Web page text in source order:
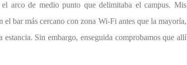
el arco de medio punto que delimitaba el campus. Mis
bar más cercano con zona Wi-Fi antes que la mayoría,
Sin embargo, enseguida comprobamos que allí